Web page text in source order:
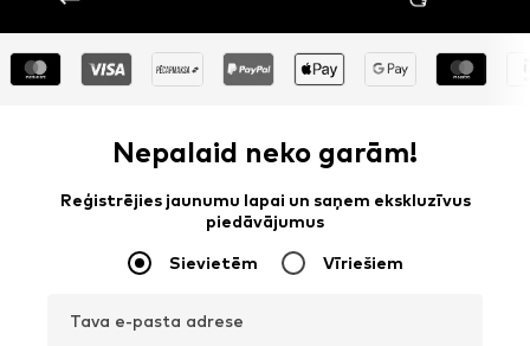
Nepalaid neko garām!
Reģistrējies jaunumu lapai un saņem ekskluzīvus
piedāvājumus
Sievietēm Vīriešiem
Tava e-pasta adrese